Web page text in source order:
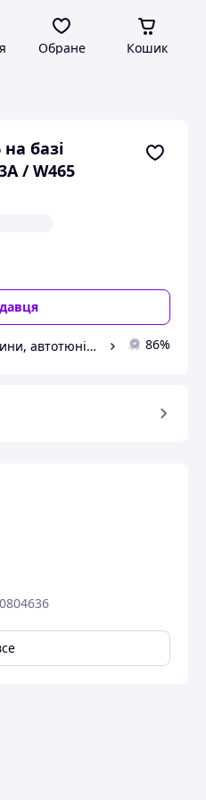
Обране Кошик
базі
/ W465
Продавець Kengur Tuning - запчастини, автотюнінг, аксесуари 86%